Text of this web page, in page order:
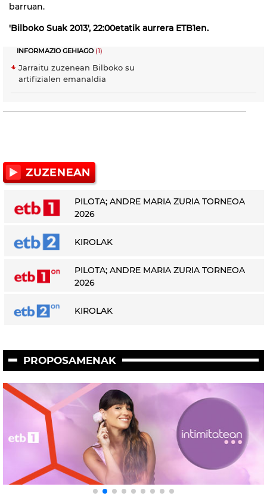
barruan.
'Bilboko Suak 2013', 22:00etatik aurrera ETB1en.
INFORMAZIO GEHIAGO(1)
Jarraitu zuzenean Bilboko su
artifizialen emanaldia
PILOTA; ANDRE MARIA ZURIA TORNEOA
2026
KIROLAK
PILOTA; ANDRE MARIA ZURIA TORNEOA
2026
KIROLAK
PROPOSAMENAK